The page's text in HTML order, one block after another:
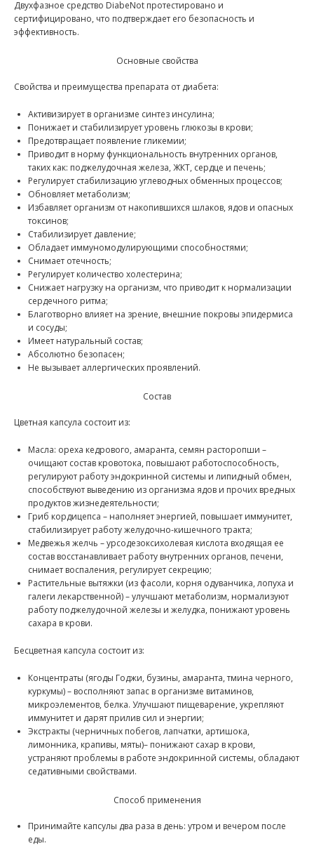
Двухфазное средство DiabeNot протестировано и
сертифицировано, что подтверждает его безопасность и
эффективность.
Основные свойства
Свойства и преимущества препарата от диабета:
Активизирует в организме синтез инсулина;
Понижает и стабилизирует уровень глюкозы в крови;
Предотвращает появление гликемии;
Приводит в норму функциональность внутренних органов,
таких как: поджелудочная железа, ЖКТ, сердце и печень;
Регулирует стабилизацию углеводных обменных процессов;
Обновляет метаболизм;
Избавляет организм от накопившихся шлаков, ядов и опасных
токсинов;
Стабилизирует давление;
Обладает иммуномодулирующими способностями;
Снимает отечность;
Регулирует количество холестерина;
Снижает нагрузку на организм, что приводит к нормализации
сердечного ритма;
Благотворно влияет на зрение, внешние покровы эпидермиса
и сосуды;
Имеет натуральный состав;
Абсолютно безопасен;
Не вызывает аллергических проявлений.
Состав
Цветная капсула состоит из:
Масла: ореха кедрового, амаранта, семян расторопши –
очищают состав кровотока, повышают работоспособность,
регулируют работу эндокринной системы и липидный обмен,
способствуют выведению из организма ядов и прочих вредных
продуктов жизнедеятельности;
Гриб кордицепса – наполняет энергией, повышает иммунитет,
стабилизирует работу желудочно-кишечного тракта;
Медвежья желчь – урсодезоксихолевая кислота входящая ее
состав восстанавливает работу внутренних органов, печени,
снимает воспаления, регулирует секрецию;
Растительные вытяжки (из фасоли, корня одуванчика, лопуха и
галеги лекарственной) – улучшают метаболизм, нормализуют
работу поджелудочной железы и желудка, понижают уровень
сахара в крови.
Бесцветная капсула состоит из:
Концентраты (ягоды Годжи, бузины, амаранта, тмина черного,
куркумы) – восполняют запас в организме витаминов,
микроэлементов, белка. Улучшают пищеварение, укрепляют
иммунитет и дарят прилив сил и энергии;
Экстракты (черничных побегов, лапчатки, артишока,
лимонника, крапивы, мяты)– понижают сахар в крови,
устраняют проблемы в работе эндокринной системы, обладают
седативными свойствами.
Способ применения
Принимайте капсулы два раза в день: утром и вечером после
еды.